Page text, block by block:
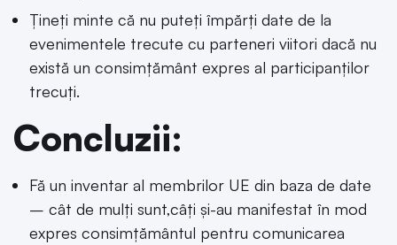
Țineți minte că nu puteți împărți date de la
evenimentele trecute cu parteneri viitori dacă nu
există un consimțământ expres al participanților
trecuți.
Concluzii:
Fă un inventar al membrilor UE din baza de date
– cât de mulți sunt,câți și-au manifestat în mod
expres consimțământul pentru comunicarea